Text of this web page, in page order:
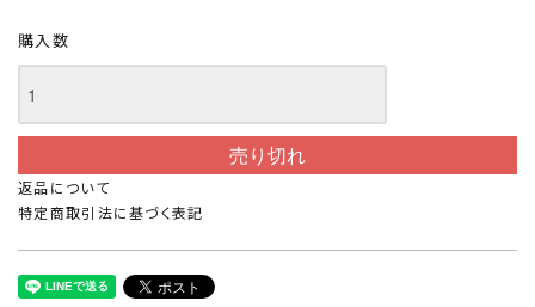
購入数
返品について
特定商取引法に基づく表記